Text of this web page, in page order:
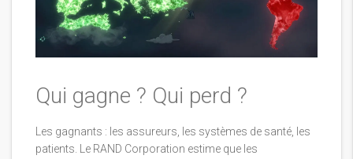
Qui gagne ? Qui perd ?
Les gagnants : les assureurs, les systèmes de santé, les
patients. Le RAND Corporation estime que les